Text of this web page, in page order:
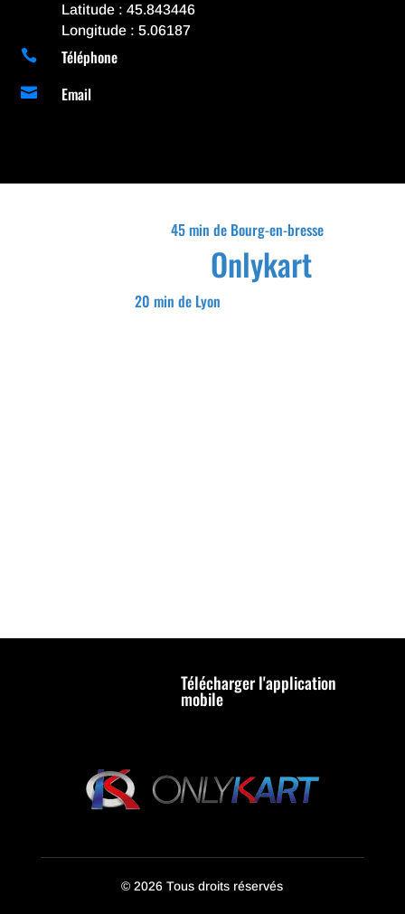
Latitude : 45.843446
Longitude : 5.06187
 Téléphone
 Email
20 min de Lyon
Onlykart
45 min de Bourg-en-bresse
Télécharger l'application
mobile
© 2026 Tous droits réservés